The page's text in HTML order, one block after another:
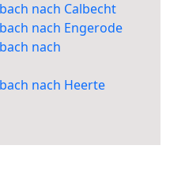
nach Calbecht
nach Engerode
nach
nach Heerte